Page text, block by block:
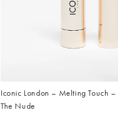
Iconic London – Melting Touch –
The Nude